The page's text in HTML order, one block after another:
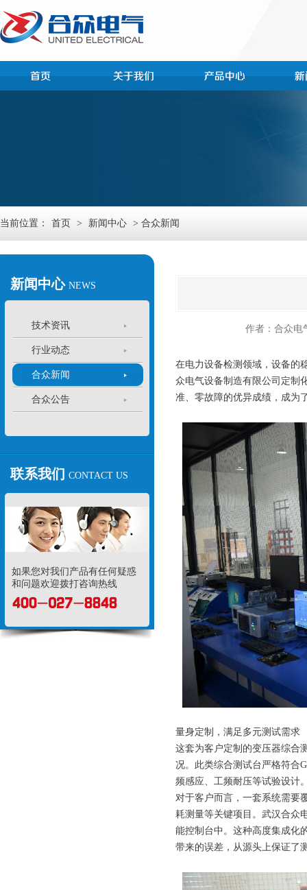
当前位置： 首页 > 新闻中心 > 合众新闻
新闻中心 NEWS
技术资讯
行业动态
合众新闻
合众公告
联系我们 CONTACT US
如果您对我们产品有任何疑惑
和问题欢迎拨打咨询热线
作者：合众电
在电力设备检测领域，设备的
众电气设备制造有限公司定制
准、零故障的优异成绩，成为
量身定制，满足多元测试需求
这套为客户定制的变压器综合
况。此类综合测试台严格符合
频感应、工频耐压等试验设计
对于客户而言，一套系统需要
耗测量等关键项目。武汉合众
能控制台中。这种高度集成化
带来的误差，从源头上保证了